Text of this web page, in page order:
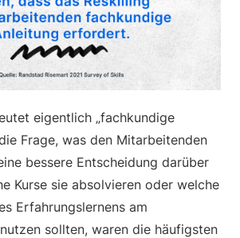
eigentlich „fachkundige
Frage, was den Mitarbeitenden
bessere Entscheidung darüber
Kurse sie absolvieren oder welche
Erfahrungslernens am
sollten, waren die häufigsten